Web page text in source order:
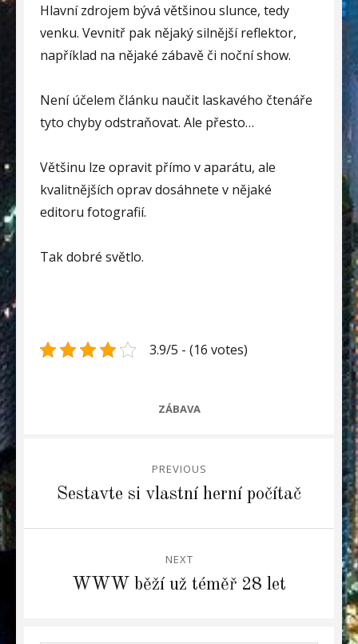
Hlavní zdrojem bývá většinou slunce, tedy
venku. Vevnitř pak nějaký silnější reflektor,
například na nějaké zábavě či noční show.
Není účelem článku naučit laskavého čtenáře
tyto chyby odstraňovat. Ale přesto…
Většinu lze opravit přímo v aparátu, ale
kvalitnějších oprav dosáhnete v nějaké
editoru fotografií.
Tak dobré světlo.
3.9/5 - (16 votes)
CATEGORIES
ZÁBAVA
PREVIOUS
PreviousSestavte si vlastní herní počítač
NEXT
WWW běží už téměř 28 let